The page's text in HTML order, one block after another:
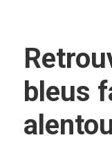
bleus